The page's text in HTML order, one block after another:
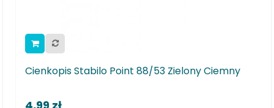
Point 88/53 Zielony Ciemny Cienkopis Rystor RC-